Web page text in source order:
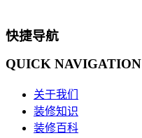
快捷导航
QUICK NAVIGATION
关于我们
装修知识
装修百科